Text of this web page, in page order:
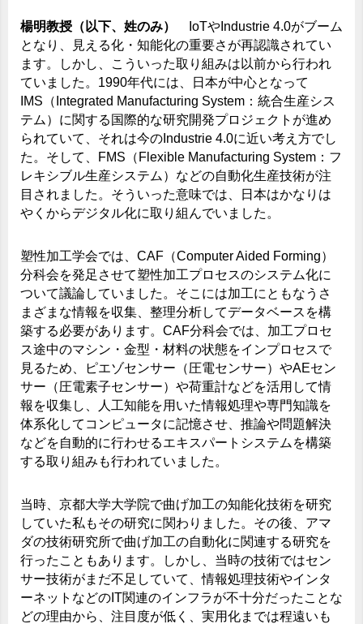
楊明教授（以下、姓のみ）
IoTやIndustrie 4.0がブーム
となり、見える化・知能化の重要さが再認識されてい
ます。しかし、こういった取り組みは以前から行われ
ていました。1990年代には、日本が中心となって
IMS（Integrated Manufacturing System：統合生産シス
テム）に関する国際的な研究開発プロジェクトが進め
られていて、それは今のIndustrie 4.0に近い考え方でし
た。そして、FMS（Flexible Manufacturing System：フ
レキシブル生産システム）などの自動化生産技術が注
目されました。そういった意味では、日本はかなりは
やくからデジタル化に取り組んでいました。
塑性加工学会では、CAF（Computer Aided Forming）
分科会を発足させて塑性加工プロセスのシステム化に
ついて議論していました。そこには加工にともなうさ
まざまな情報を収集、整理分析してデータベースを構
築する必要があります。CAF分科会では、加工プロセ
ス途中のマシン・金型・材料の状態をインプロセスで
見るため、ピエゾセンサー（圧電センサー）やAEセン
サー（圧電素子センサー）や荷重計などを活用して情
報を収集し、人工知能を用いた情報処理や専門知識を
体系化してコンピュータに記憶させ、推論や問題解決
などを自動的に行わせるエキスパートシステムを構築
する取り組みも行われていました。
当時、京都大学大学院で曲げ加工の知能化技術を研究
していた私もその研究に関わりました。その後、アマ
ダの技術研究所で曲げ加工の自動化に関連する研究を
行ったこともあります。しかし、当時の技術ではセン
サー技術がまだ不足していて、情報処理技術やインタ
ーネットなどのIT関連のインフラが不十分だったことな
どの理由から、注目度が低く、実用化までは程遠いも